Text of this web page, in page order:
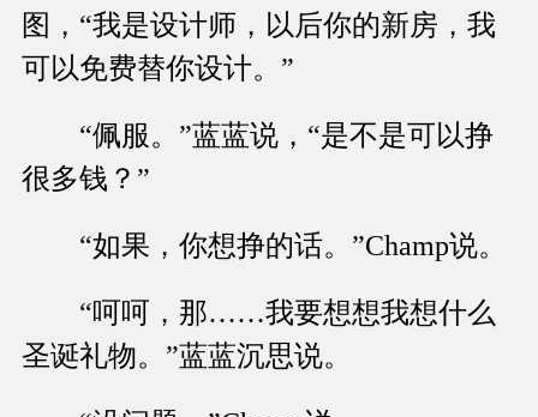
图，“我是设计师，以后你的新房，我
可以免费替你设计。”
“佩服。”蓝蓝说，“是不是可以挣
很多钱？”
“如果，你想挣的话。”Champ说。
“呵呵，那……我要想想我想什么
圣诞礼物。”蓝蓝沉思说。